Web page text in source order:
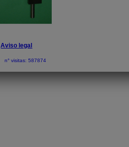
Aviso legal
n° visitas: 587874